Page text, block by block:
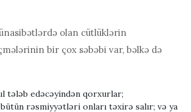
olan cütlüklərin
bir çox səbəbi var, bəlkə də
tələb edəcəyindən qorxurlar;
rəsmiyyətləri onları təxirə salır; və ya